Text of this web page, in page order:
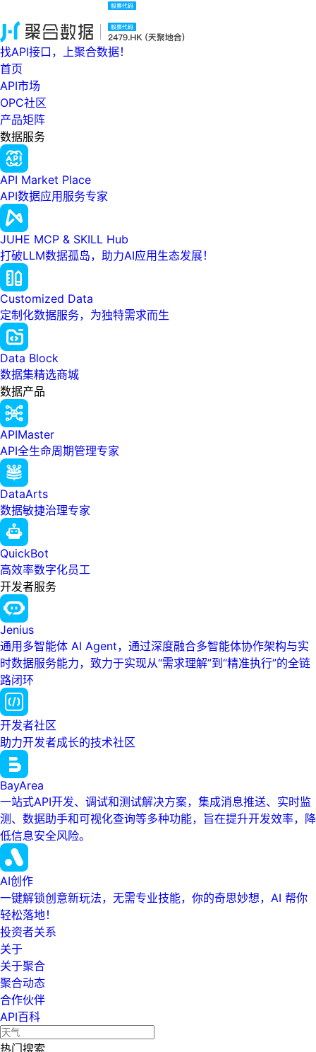
找API接口，上聚合数据！
首页
API市场
OPC社区
产品矩阵
数据服务
API Market Place
API数据应用服务专家
JUHE MCP & SKILL Hub
打破LLM数据孤岛，助力AI应用生态发展！
Customized Data
定制化数据服务，为独特需求而生
Data Block
数据集精选商城
数据产品
APIMaster
API全生命周期管理专家
DataArts
数据敏捷治理专家
QuickBot
高效率数字化员工
开发者服务
Jenius
通用多智能体 AI Agent，通过深度融合多智能体协作架构与实
时数据服务能力，致力于实现从“需求理解”到“精准执行”的全链
路闭环
开发者社区
助力开发者成长的技术社区
BayArea
一站式API开发、调试和测试解决方案，集成消息推送、实时监
测、数据助手和可视化查询等多种功能，旨在提升开发效率，降
低信息安全风险。
AI创作
一键解锁创意新玩法，无需专业技能，你的奇思妙想，AI 帮你
轻松落地！
投资者关系
关于
关于聚合
聚合动态
合作伙伴
API百科
热门搜索